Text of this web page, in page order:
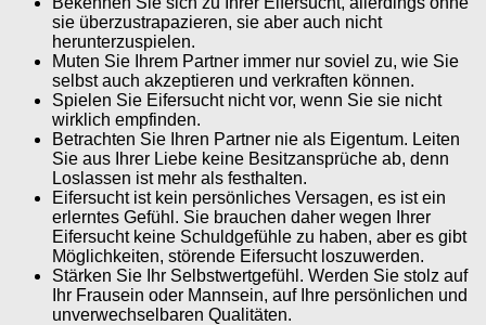
sie überzustrapazieren, sie aber auch nicht
herunterzuspielen.
Muten Sie Ihrem Partner immer nur soviel zu, wie Sie
selbst auch akzeptieren und verkraften können.
Spielen Sie Eifersucht nicht vor, wenn Sie sie nicht
wirklich empfinden.
Betrachten Sie Ihren Partner nie als Eigentum. Leiten
Sie aus Ihrer Liebe keine Besitzansprüche ab, denn
Loslassen ist mehr als festhalten.
Eifersucht ist kein persönliches Versagen, es ist ein
erlerntes Gefühl. Sie brauchen daher wegen Ihrer
Eifersucht keine Schuldgefühle zu haben, aber es gibt
Möglichkeiten, störende Eifersucht loszuwerden.
Stärken Sie Ihr Selbstwertgefühl. Werden Sie stolz auf
Ihr Frausein oder Mannsein, auf Ihre persönlichen und
unverwechselbaren Qualitäten.